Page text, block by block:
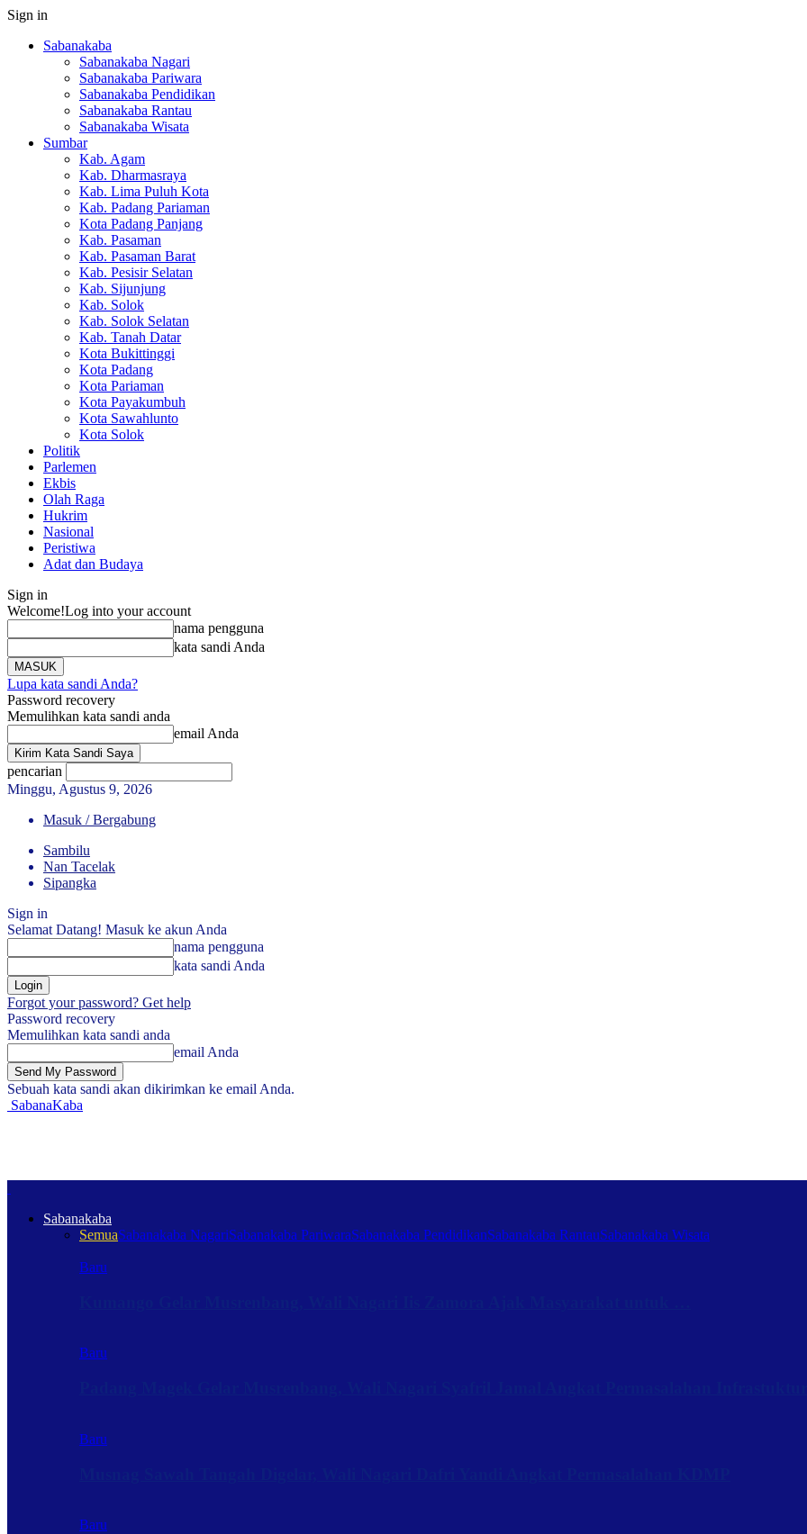
Sign in
Sabanakaba
Sabanakaba Nagari
Sabanakaba Pariwara
Sabanakaba Pendidikan
Sabanakaba Rantau
Sabanakaba Wisata
Sumbar
Kab. Agam
Kab. Dharmasraya
Kab. Lima Puluh Kota
Kab. Padang Pariaman
Kota Padang Panjang
Kab. Pasaman
Kab. Pasaman Barat
Kab. Pesisir Selatan
Kab. Sijunjung
Kab. Solok
Kab. Solok Selatan
Kab. Tanah Datar
Kota Bukittinggi
Kota Padang
Kota Pariaman
Kota Payakumbuh
Kota Sawahlunto
Kota Solok
Politik
Parlemen
Ekbis
Olah Raga
Hukrim
Nasional
Peristiwa
Adat dan Budaya
Sign in
Welcome!Log into your account
nama pengguna
kata sandi Anda
Lupa kata sandi Anda?
Password recovery
Memulihkan kata sandi anda
email Anda
pencarian
Minggu, Agustus 9, 2026
Masuk / Bergabung
Sambilu
Nan Tacelak
Sipangka
Sign in
Selamat Datang! Masuk ke akun Anda
nama pengguna
kata sandi Anda
Forgot your password? Get help
Password recovery
Memulihkan kata sandi anda
email Anda
Sebuah kata sandi akan dikirimkan ke email Anda.
SabanaKaba
Sabanakaba
SemuaSabanakaba NagariSabanakaba PariwaraSabanakaba PendidikanSabanakaba RantauSabanakaba Wisata
Baru
Baru
Baru
Baru